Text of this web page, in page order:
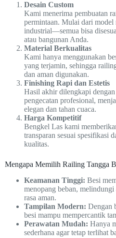
Desain Custom
Kami menerima pembuatan
permintaan. Mulai dari
industrial—semua bisa
atau bangunan Anda.
Material Berkualitas
Kami hanya menggunakan
yang terjamin, sehingga
dan aman digunakan.
Finishing Rapi dan Estetis
Hasil akhir dilengkapi dengan
pengecatan profesional,
elegan dan tahan cuaca.
Harga Kompetitif
Bengkel Las kami
transparan sesuai spesifikasi
kualitas.
Mengapa Memilih Railing Tangga
Keamanan Tinggi: Besi
menopang beban,
rasa aman.
Tampilan Modern: Dengan
besi mampu mempercantik
Perawatan Mudah: Hanya
sederhana agar tetap terlihat